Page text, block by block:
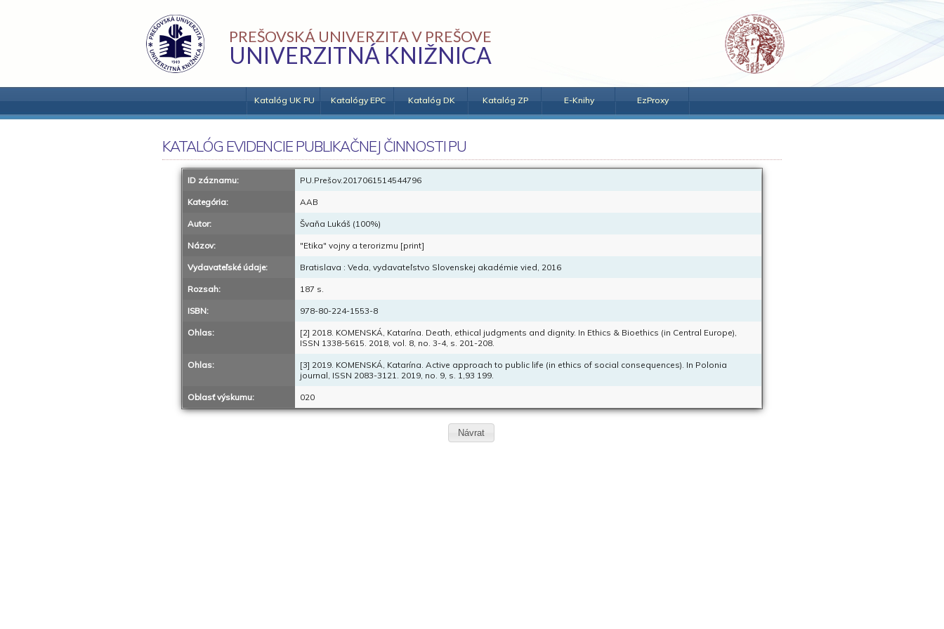
PREŠOVSKÁ UNIVERZITA V PREŠOVE
UNIVERZITNÁ KNIŽNICA
Katalóg UK PU Katalógy EPC Katalóg DK Katalóg ZP E-Knihy EzProxy
KATALÓG EVIDENCIE PUBLIKAČNEJ ČINNOSTI PU
ID záznamu: PU.Prešov.2017061514544796
Kategória: AAB
Autor: Švaňa Lukáš (100%)
Názov: "Etika" vojny a terorizmu [print]
Vydavateľské údaje: Bratislava : Veda, vydavateľstvo Slovenskej akadémie vied, 2016
Rozsah: 187 s.
ISBN: 978-80-224-1553-8
Ohlas:
[2] 2018. KOMENSKÁ, Katarína. Death, ethical judgments and dignity. In Ethics & Bioethics (in Central Europe),
ISSN 1338-5615. 2018, vol. 8, no. 3-4, s. 201-208.
Ohlas:
[3] 2019. KOMENSKÁ, Katarína. Active approach to public life (in ethics of social consequences). In Polonia
journal, ISSN 2083-3121. 2019, no. 9, s. 1,93 199.
Oblasť výskumu: 020